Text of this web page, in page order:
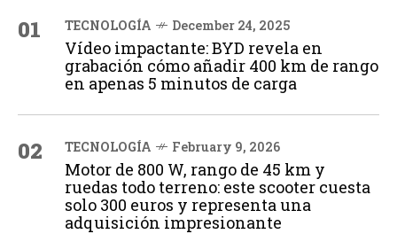
01 TECNOLOGÍA December 24, 2025
Vídeo impactante: BYD revela en
grabación cómo añadir 400 km de rango
en apenas 5 minutos de carga
02 TECNOLOGÍA February 9, 2026
Motor de 800 W, rango de 45 km y
ruedas todo terreno: este scooter cuesta
solo 300 euros y representa una
adquisición impresionante